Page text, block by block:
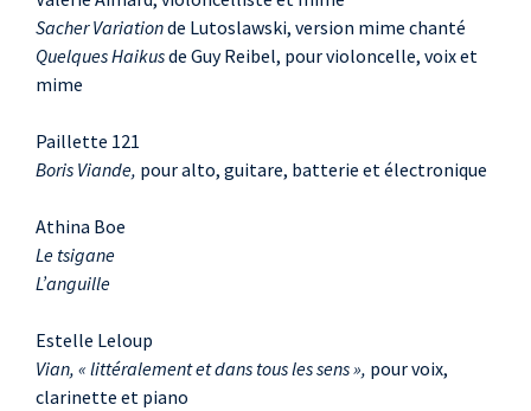
Sacher Variationde Lutoslawski, version mime chanté
Quelques Haikusde Guy Reibel, pour violoncelle, voix et
mime
Paillette 121
Boris Viande, pour alto, guitare, batterie et électronique
Athina Boe
Le tsigane
L’anguille
Estelle Leloup
Vian, « littéralement et dans tous les sens », pour voix,
clarinette et piano